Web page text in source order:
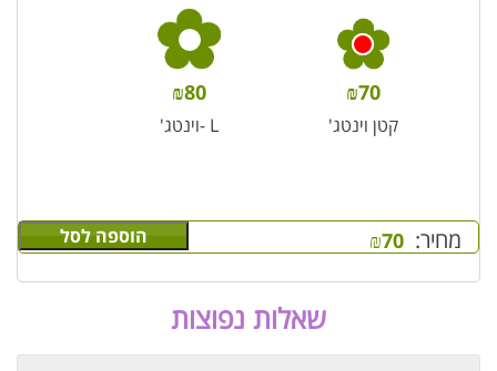
₪70
קטן וינטג'
₪80
L -וינטג'
מחיר: ₪70 הוספה לסל
שאלות נפוצות